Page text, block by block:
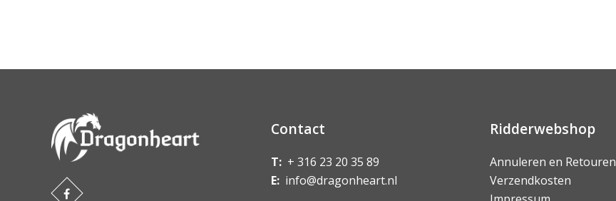
Contact
T: + 316 23 20 35 89
E: info@dragonheart.nl
Ridderwebshop
Annuleren en Retouren
Verzendkosten